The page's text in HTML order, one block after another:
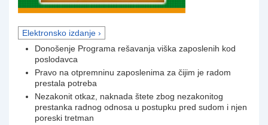
Elektronsko izdanje ›
Donošenje Programa rešavanja viška zaposlenih kod
poslodavca
Pravo na otpremninu zaposlenima za čijim je radom
prestala potreba
Nezakonit otkaz, naknada štete zbog nezakonitog
prestanka radnog odnosa u postupku pred sudom i njen
poreski tretman